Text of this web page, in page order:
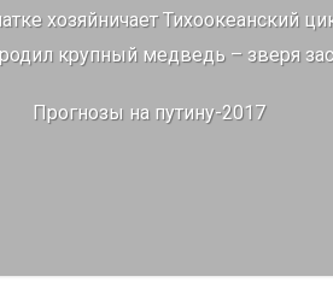
хозяйничает Тихоокеанский
крупный медведь – зверя
Прогнозы на путину-2017